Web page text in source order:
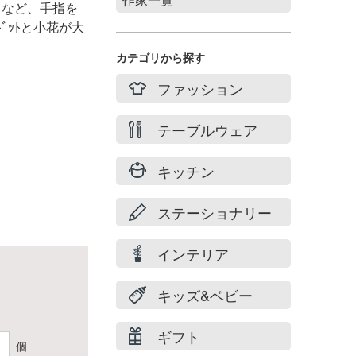
ど、手指を
ｯﾄと小花が大
個
Stories of summer
filicafilica
maison du suzume
村井 陽子
カテゴリから探す
ファッション
テーブルウェア
キッチン
ステーショナリー
インテリア
キッズ&ベビー
ギフト